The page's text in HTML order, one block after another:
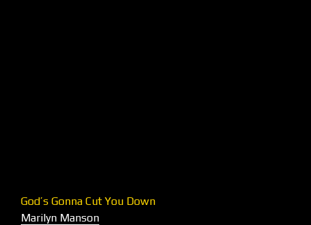
God’s Gonna Cut You Down
Marilyn Manson